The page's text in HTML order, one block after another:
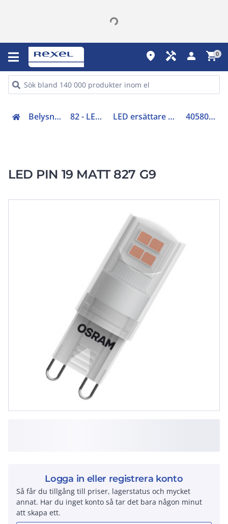
place handyman person shopping_cart0
Belysning (70-83) 82 - LED ljuskällor LED ersättare för 230V halogen 4058075757943
LED PIN 19 MATT 827 G9
Logga in eller registrera konto
Så får du tillgång till priser, lagerstatus och mycket
annat. Har du inget konto så tar det bara någon minut
att skapa ett.